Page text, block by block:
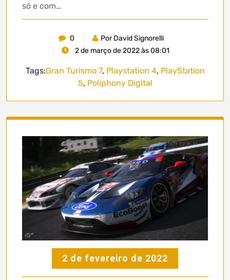
só e com…
0
Por David Signorelli
2 de março de 2022 às 08:01
Tags:Gran Turismo 7, Playstation 4, PlayStation
5, Poliphony Digital
2 de fevereiro de 2022